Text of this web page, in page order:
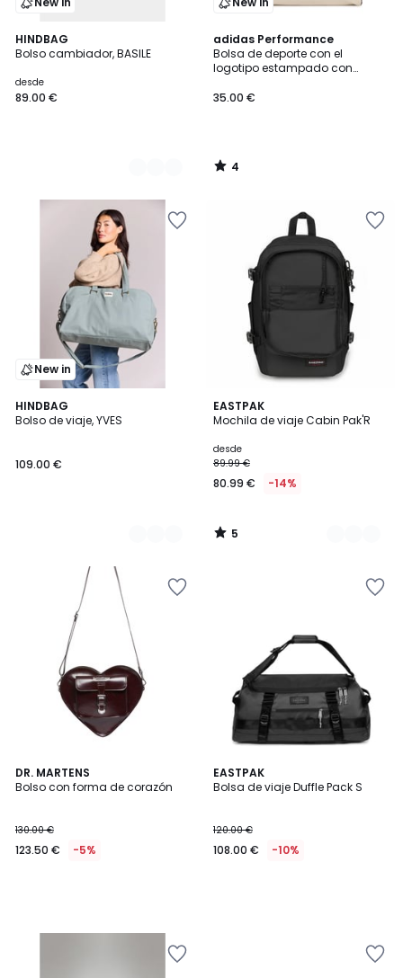
HINDBAG
Bolso cambiador, BASILE
desde
89.00 €
4
Colores
adidas Performance
Bolsa de deporte con el
logotipo estampado con
35.00 €
4
/
5
4
/
New in
HINDBAG
Bolso de viaje, YVES
109.00 €
4
Colores
EASTPAK
Mochila de viaje Cabin Pak'R
desde
89.99 €
80.99 € -14%
5
/
2
Colores
5
/
DR. MARTENS
Bolso con forma de corazón
130.00 €
123.50 € -5%
EASTPAK
Bolsa de viaje Duffle Pack S
120.00 €
108.00 € -10%